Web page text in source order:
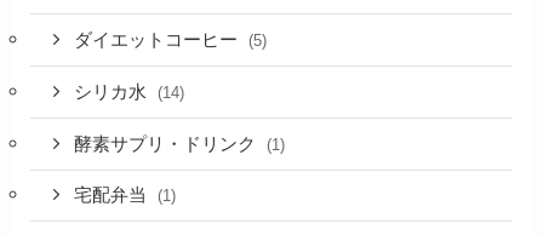
ダイエットコーヒー (5)
シリカ水 (14)
酵素サプリ・ドリンク (1)
宅配弁当 (1)